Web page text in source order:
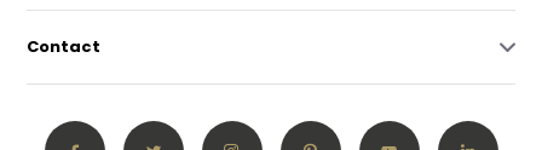
Contact